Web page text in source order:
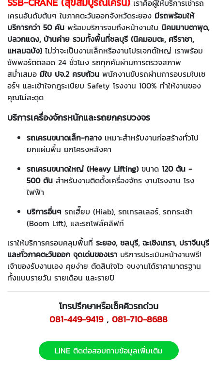
เราคือผู้ให้บริการเช่ารถ
เครนอันดับต้นๆ ในภาคตะวันออกจังหวัดระยอง มีรถพร้อมให้
บริการกว่า 50 คัน พร้อมบริการจนถึงหน้างานใน นิคมมาบตาพุด,
ปลวกแดง, บ้านค่าย รวมทั้งพื้นที่ชลบุรี (นิคมอมตะ, ศรีราชา,
แหลมฉบัง) ไม่ว่าจะเป็นงานเล็กหรืองานโปรเจกต์ใหญ่ เราพร้อม
ซัพพอร์ตตลอด 24 ชั่วโมง รถทุกคันผ่านการตรวจสภาพ
สม่ำเสมอ มีใบ ปจ.2 ครบถ้วน พนักงานขับรถผ่านการอบรมใบเซ
อร์ฯ และเข้าใจกฎระเบียบ Safety โรงงาน 100% ทำให้งานของ
คุณไม่สะดุด
บริการเครื่องจักรหนักและรถยกครบวงจร
รถเครนขนาดเล็ก-กลาง เหมาะสำหรับงานก่อสร้างทั่วไป
ยกแผ่นพื้น ยกโครงหลังคา
รถเครนขนาดใหญ่ (Heavy Lifting)ขนาด 120 ตัน -
500 ตัน สำหรับงานติดตั้งเครื่องจักร งานโรงงาน โรง
ไฟฟ้า
บริการอื่นๆ รถเฮี๊ยบ (Hiab), รถเทรลเลอร์, รถกระเช้า
(Boom Lift), และรถโฟล์คลิฟท์
เราให้บริการครอบคลุมพื้นที่ ระยอง, ชลบุรี, ฉะเชิงเทรา, ปราจีนบุรี
และทั่วภาคตะวันออก จุดเด่นของเรา บริการประเมินหน้างานฟรี!
เจ้าของรับงานเอง คุยง่าย ตัดสินใจไว จบงานได้ราคามาตรฐาน
ทั้งแบบรายวัน รายเดือน และรายปี
โทรปรึกษาหรือเช็คคิวรถด่วน
081-449-9419, 081-710-8688
LINE ติดต่อสอบถามข้อมูลเพิ่มเติม